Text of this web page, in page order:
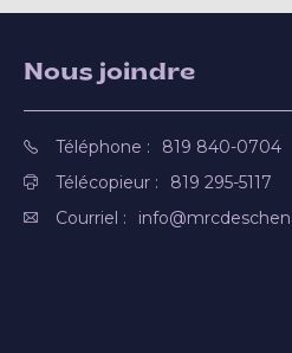
Nous joindre
Téléphone :
819 840-0704
Télécopieur :
819 295-5117
Courriel :